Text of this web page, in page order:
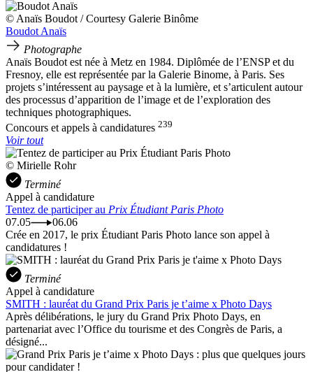
© Anaïs Boudot / Courtesy Galerie Binôme
Boudot Anaïs
Photographe
Anaïs Boudot est née à Metz en 1984. Diplômée de l’ENSP et du
Fresnoy, elle est représentée par la Galerie Binome, à Paris. Ses
projets s’intéressent au paysage et à la lumière, et s’articulent autour
des processus d’apparition de l’image et de l’exploration des
techniques photographiques.
Concours et appels à candidatures 239
Voir tout
© Mirielle Rohr
Terminé
Appel à candidature
Tentez de participer au Prix Étudiant Paris Photo
07.05
06.06
Crée en 2017, le prix Étudiant Paris Photo lance son appel à
candidatures !
Terminé
Appel à candidature
SMITH : lauréat du Grand Prix Paris je t’aime x Photo Days
Après délibérations, le jury du Grand Prix Photo Days, en
partenariat avec l’Office du tourisme et des Congrès de Paris, a
désigné...